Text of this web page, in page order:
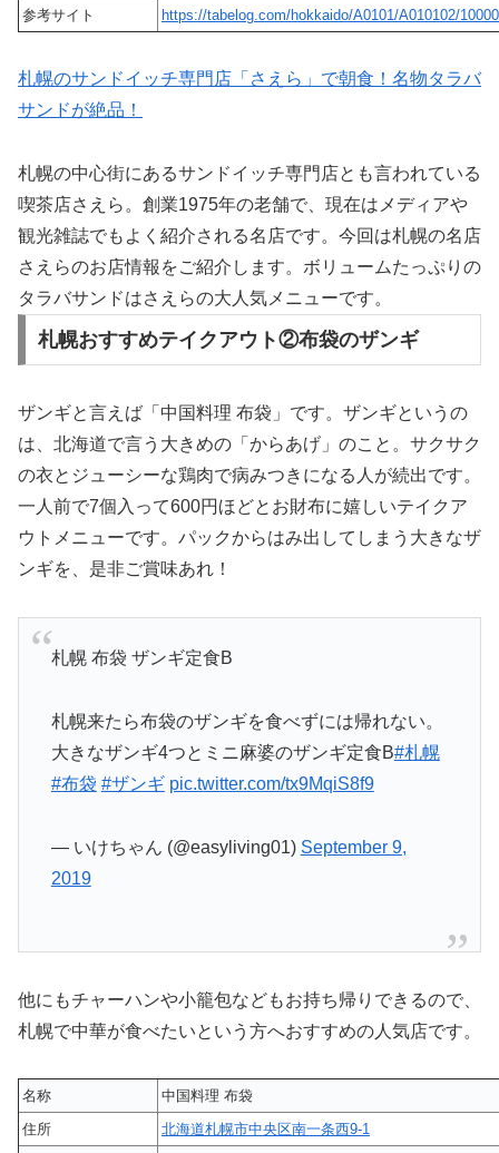
参考サイト
https://tabelog.com/hokkaido/A0101/A010102/
札幌のサンドイッチ専門店「さえら」で朝食！名物タラバ
サンドが絶品！
札幌の中心街にあるサンドイッチ専門店とも言われている
喫茶店さえら。創業1975年の老舗で、現在はメディアや
観光雑誌でもよく紹介される名店です。今回は札幌の名店
さえらのお店情報をご紹介します。ボリュームたっぷりの
タラバサンドはさえらの大人気メニューです。
札幌おすすめテイクアウト②布袋のザンギ
ザンギと言えば「中国料理 布袋」です。ザンギというの
は、北海道で言う大きめの「からあげ」のこと。サクサク
の衣とジューシーな鶏肉で病みつきになる人が続出です。
一人前で7個入って600円ほどとお財布に嬉しいテイクア
ウトメニューです。パックからはみ出してしまう大きなザ
ンギを、是非ご賞味あれ！
札幌 布袋 ザンギ定食B
札幌来たら布袋のザンギを食べずには帰れない。
大きなザンギ4つとミニ麻婆のザンギ定食B#札幌
#布袋 #ザンギ pic.twitter.com/tx9MqiS8f9
— いけちゃん (@easyliving01) September 9,
2019
他にもチャーハンや小籠包などもお持ち帰りできるので、
札幌で中華が食べたいという方へおすすめの人気店です。
名称
中国料理 布袋
住所
北海道札幌市中央区南一条西9-1